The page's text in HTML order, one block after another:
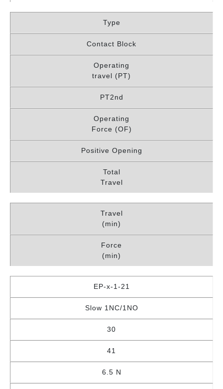
Type
Contact Block
Operating
travel (PT)
PT2nd
Operating
Force (OF)
Positive Opening
Total
Travel
Travel
(min)
Force
(min)
EP-x-1-21
Slow 1NC/1NO
30
41
6.5 N